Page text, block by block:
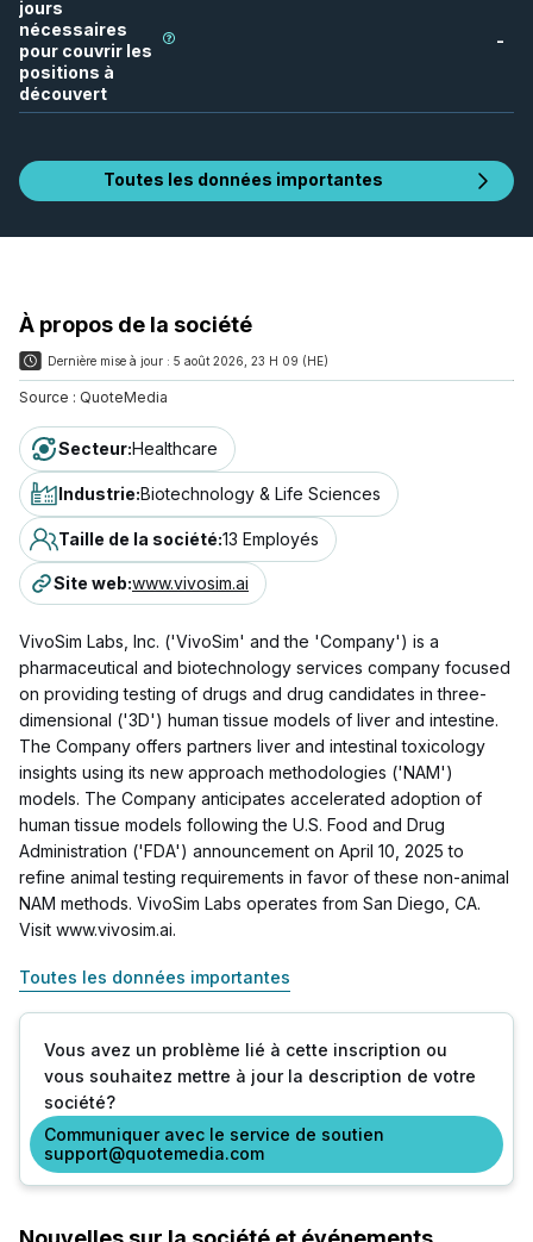
jours
nécessaires
pour couvrir les
positions à
découvert
-
Toutes les données importantes
À propos de la société
Dernière mise à jour : 5 août 2026, 23 H 09 (HE)
Source : QuoteMedia
Secteur:Healthcare
Industrie:Biotechnology & Life Sciences
Taille de la société:13 Employés
Site web:www.vivosim.ai
VivoSim Labs, Inc. ('VivoSim' and the 'Company') is a
pharmaceutical and biotechnology services company focused
on providing testing of drugs and drug candidates in three-
dimensional ('3D') human tissue models of liver and intestine.
The Company offers partners liver and intestinal toxicology
insights using its new approach methodologies ('NAM')
models. The Company anticipates accelerated adoption of
human tissue models following the U.S. Food and Drug
Administration ('FDA') announcement on April 10, 2025 to
refine animal testing requirements in favor of these non-animal
NAM methods. VivoSim Labs operates from San Diego, CA.
Visit www.vivosim.ai.
Toutes les données importantes
Vous avez un problème lié à cette inscription ou
vous souhaitez mettre à jour la description de votre
société?
Communiquer avec le service de soutien
support@quotemedia.com